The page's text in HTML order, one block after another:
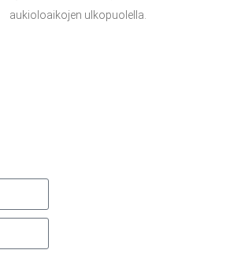
aukioloaikojen ulkopuolella.